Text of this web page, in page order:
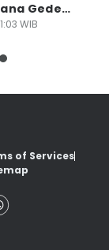
Gede
1
WIB
of Services